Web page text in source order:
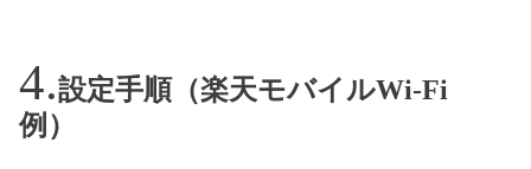
設定手順（楽天モバイルWi-Fi
例）